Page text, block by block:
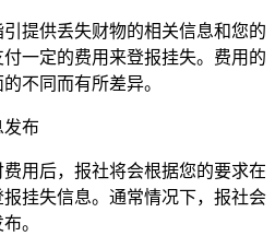
提供丢失财物的相关信息和您的
一定的费用来登报挂失。费用的
不同而有所差异。
发布
用后，报社将会根据您的要求在
挂失信息。通常情况下，报社会
。